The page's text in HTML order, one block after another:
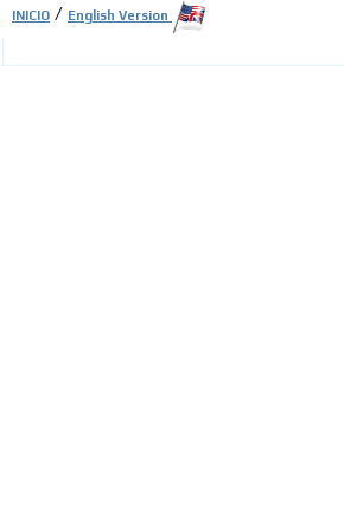
INICIO / English Version